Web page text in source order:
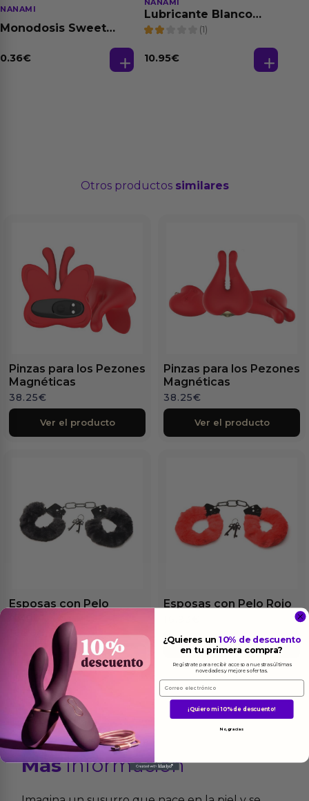
NANAMI
Monodosis Sweet
0.36€
Lubricante Blanco
Cremoso Imitación al
Semen Base Agua
(1)
10.95€
Otros productos similares
Pinzas para los Pezones
Magnéticas
38.25€
Ver el producto
Pinzas para los Pezones
Magnéticas
38.25€
Ver el producto
Esposas con Pelo
Ver el producto
Esposas con Pelo Rojo
Ver el producto
Másinformacion
¿Quieres un10% de descuento
en tu primera compra?
Regístrate para recibir acceso a nuestras últimas
novedades y mejores ofertas.
Email
¡Quiero mi 10% de descuento!
No, gracias